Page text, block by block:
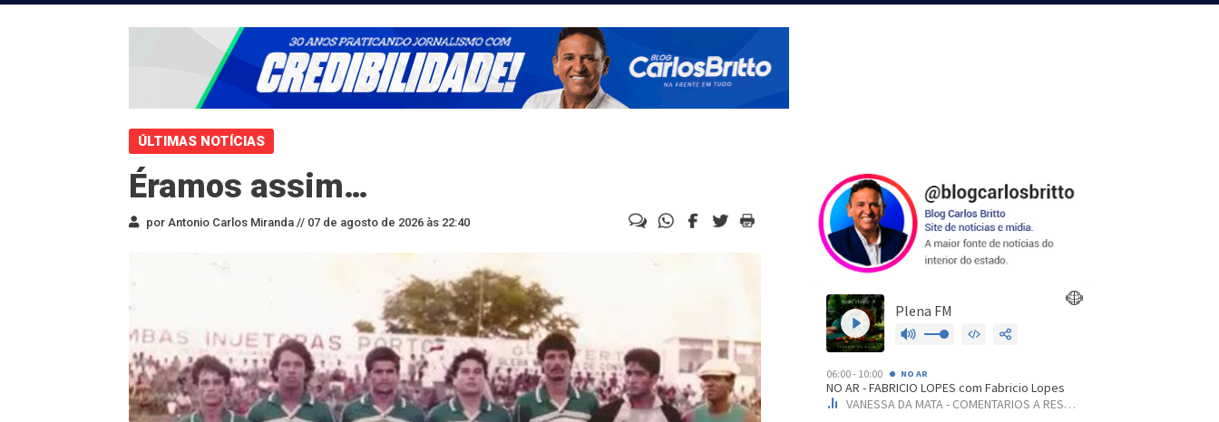
ÚLTIMAS NOTÍCIAS
Éramos assim…
por Antonio Carlos Miranda // 07 de agosto de 2026 às 22:40